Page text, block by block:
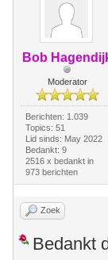
Bob
Moderator
Berichten: 1.039
Topics: 51
Lid sinds: May 2022
Bedankt: 9
2516 x bedankt in
973 berichten
Zoek
Bedankt